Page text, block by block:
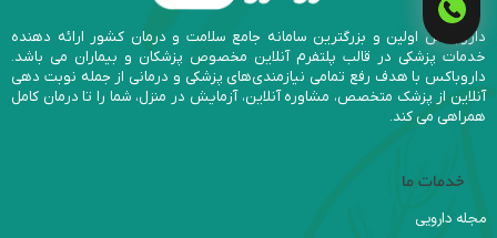
داروباکس اولین و بزرگترین سامانه جامع سلامت و درمان کشور ارائه دهنده
خدمات پزشکی در قالب پلتفرم آنلاین مخصوص پزشکان و بیماران می باشد.
داروباکس با هدف رفع تمامی نیازمندی‌های پزشکی و درمانی از جمله نوبت دهی
آنلاین از پزشک متخصص، مشاوره آنلاین، آزمایش در منزل، شما را تا درمان کامل
همراهی می کند.
خدمات ما
مجله دارویی